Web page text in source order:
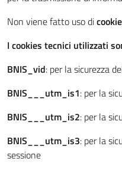
Non viene fatto uso di
I cookies tecnici utilizzati
BNIS_vid: per la sicurezza
BNIS___utm_is1: per la
BNIS___utm_is2: per la
BNIS___utm_is3: per la
sessione